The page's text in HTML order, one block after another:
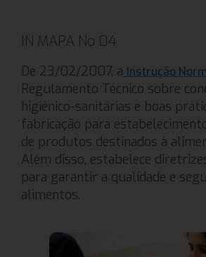
IN MAPA No 04
De 23/02/2007, a Instrução
Regulamento Técnico sobre
higiênico-sanitárias e boas
fabricação para
de produtos destinados à
Além disso, estabelece
para garantir a qualidade e
alimentos.